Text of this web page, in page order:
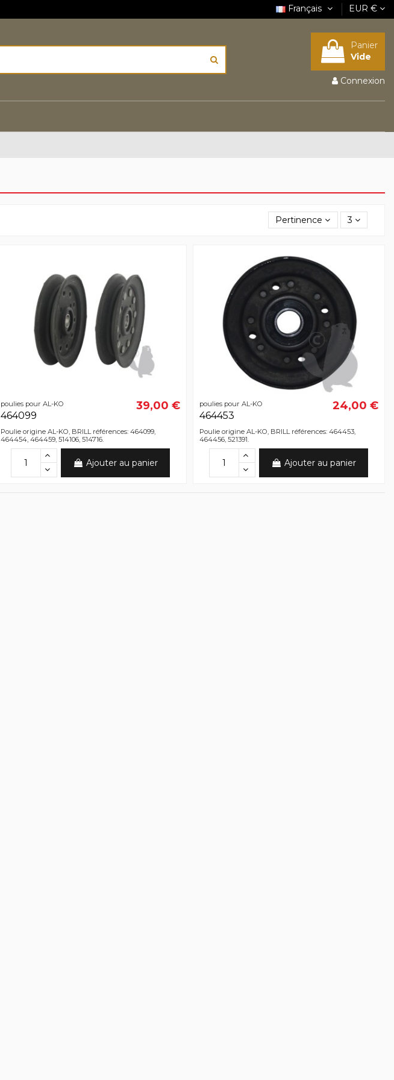
Français EUR €
Panier
Vide
Connexion
Pertinence 3
poulies pour AL-KO
464099
39,00 €
Poulie origine AL-KO, BRILL références: 464099,
464454, 464459, 514106, 514716.
Ajouter au panier
poulies pour AL-KO
464453
24,00 €
Poulie origine AL-KO, BRILL références: 464453,
464456, 521391.
Ajouter au panier